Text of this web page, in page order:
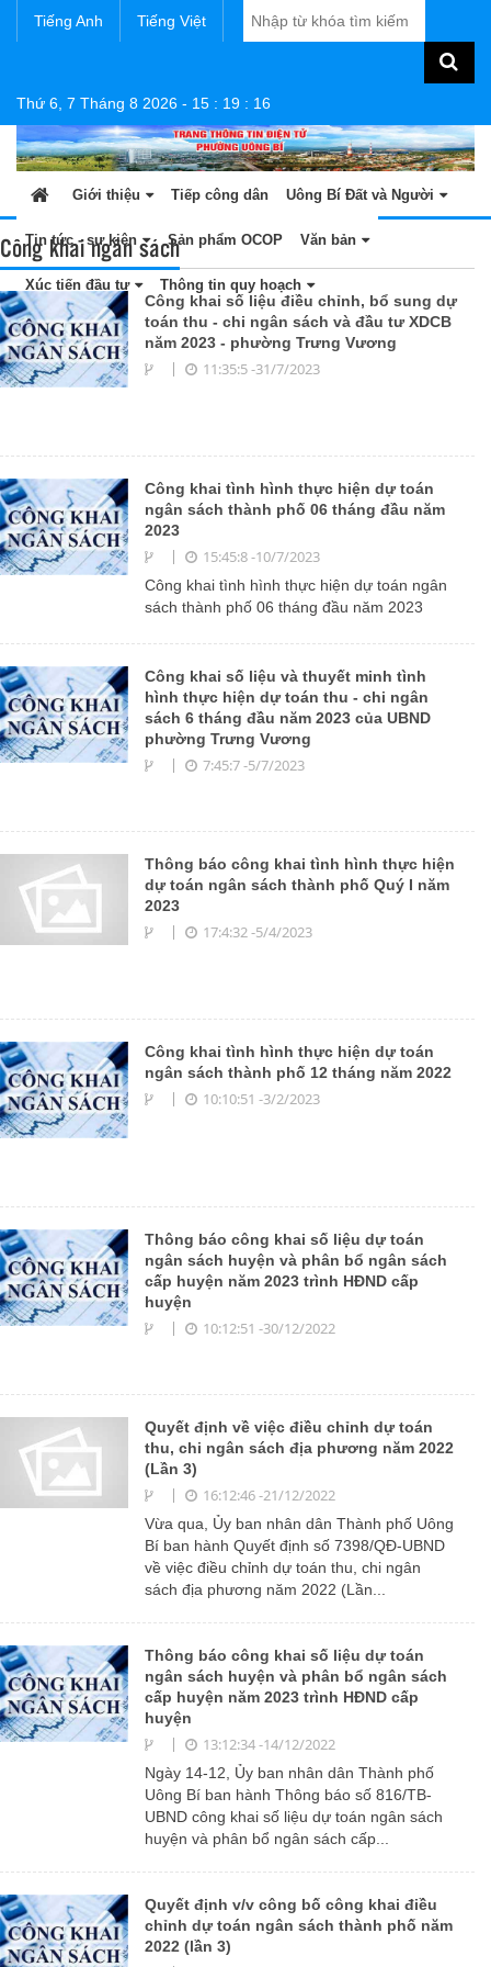
Tiếng Anh Tiếng Việt
Thứ 6, 7 Tháng 8 2026 - 15 : 19 : 16
Giới thiệu Tiếp công dân Uông Bí Đất và Người
Tin tức - sự kiện Sản phẩm OCOP Văn bản
Xúc tiến đầu tư Thông tin quy hoạch
Công khai ngân sách
Công khai số liệu điều chỉnh, bổ sung dự
toán thu - chi ngân sách và đầu tư XDCB
năm 2023 - phường Trưng Vương
11:35:5 -31/7/2023
Công khai tình hình thực hiện dự toán
ngân sách thành phố 06 tháng đầu năm
2023
15:45:8 -10/7/2023
Công khai tình hình thực hiện dự toán ngân
sách thành phố 06 tháng đầu năm 2023
Công khai số liệu và thuyết minh tình
hình thực hiện dự toán thu - chi ngân
sách 6 tháng đầu năm 2023 của UBND
phường Trưng Vương
7:45:7 -5/7/2023
Thông báo công khai tình hình thực hiện
dự toán ngân sách thành phố Quý I năm
2023
17:4:32 -5/4/2023
Công khai tình hình thực hiện dự toán
ngân sách thành phố 12 tháng năm 2022
10:10:51 -3/2/2023
Thông báo công khai số liệu dự toán
ngân sách huyện và phân bổ ngân sách
cấp huyện năm 2023 trình HĐND cấp
huyện
10:12:51 -30/12/2022
Quyết định về việc điều chỉnh dự toán
thu, chi ngân sách địa phương năm 2022
(Lần 3)
16:12:46 -21/12/2022
Vừa qua, Ủy ban nhân dân Thành phố Uông
Bí ban hành Quyết định số 7398/QĐ-UBND
về việc điều chỉnh dự toán thu, chi ngân
sách địa phương năm 2022 (Lần...
Thông báo công khai số liệu dự toán
ngân sách huyện và phân bổ ngân sách
cấp huyện năm 2023 trình HĐND cấp
huyện
13:12:34 -14/12/2022
Ngày 14-12, Ủy ban nhân dân Thành phố
Uông Bí ban hành Thông báo số 816/TB-
UBND công khai số liệu dự toán ngân sách
huyện và phân bổ ngân sách cấp...
Quyết định v/v công bố công khai điều
chỉnh dự toán ngân sách thành phố năm
2022 (lần 3)